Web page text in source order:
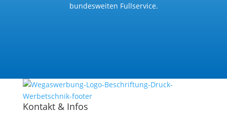
bundesweiten Fullservice.
Kontakt & Infos